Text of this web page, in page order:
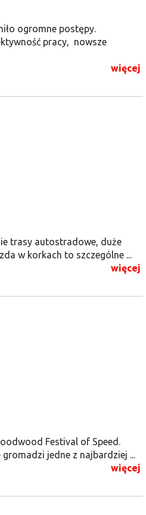
ogromne postępy.
pracy, nowsze
więcej
trasy autostradowe, duże
w korkach to szczególne ...
więcej
Festival of Speed.
jedne z najbardziej ...
więcej